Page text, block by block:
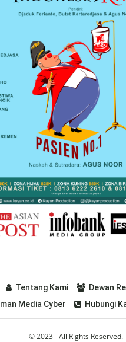
Tentang Kami
Dewan
Media Cyber
Hubungi
© 2023 - All Rights Reserved.